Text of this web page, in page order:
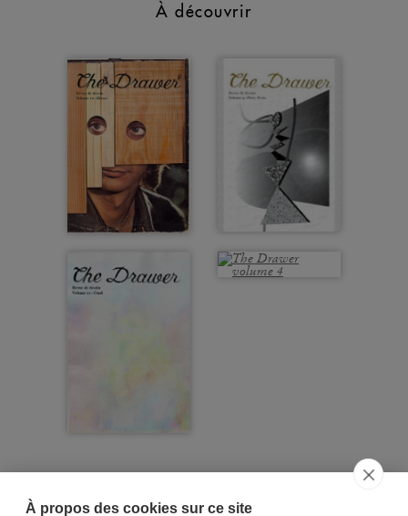
À propos des cookies sur ce site
À découvrir